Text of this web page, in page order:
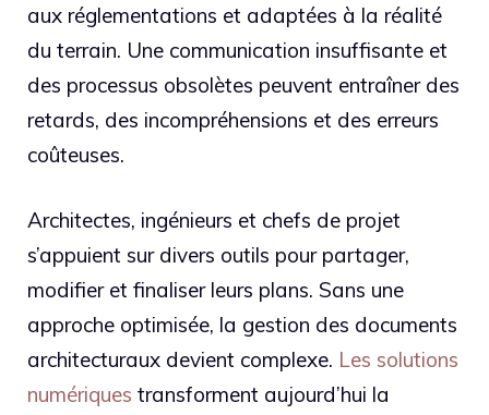
aux réglementations et adaptées à la réalité
du terrain. Une communication insuffisante et
des processus obsolètes peuvent entraîner des
retards, des incompréhensions et des erreurs
coûteuses.
Architectes, ingénieurs et chefs de projet
s’appuient sur divers outils pour partager,
modifier et finaliser leurs plans. Sans une
approche optimisée, la gestion des documents
architecturaux devient complexe. Les solutions
numériques transforment aujourd’hui la